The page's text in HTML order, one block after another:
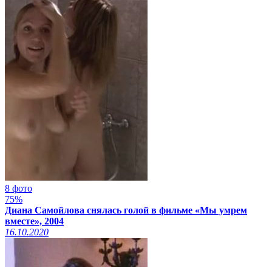
8 фото
75%
Диана Самойлова снялась голой в фильме «Мы умрем
вместе», 2004
16.10.2020